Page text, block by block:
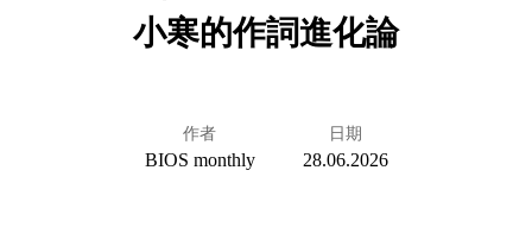
小寒的作詞進化論
作者
BIOS monthly
日期
28.06.2026